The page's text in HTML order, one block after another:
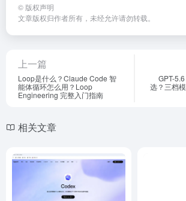
© 版权声明
文章版权归作者所有，未经允许请勿转载。
上一篇
Loop是什么？Claude Code 智
能体循环怎么用？Loop
Engineering 完整入门指南
GPT-
选？三档
相关文章